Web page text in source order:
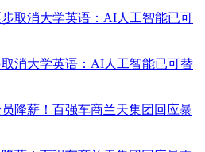
消大学英语：AI人工智能已可替